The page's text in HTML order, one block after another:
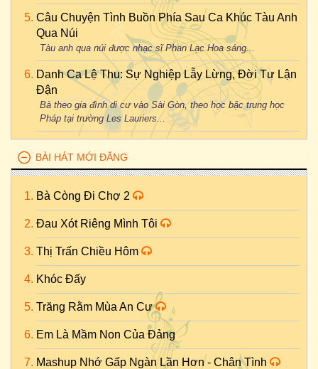
Câu Chuyện Tình Buồn Phía Sau Ca Khúc Tàu Anh
Qua Núi
Tàu anh qua núi được nhạc sĩ Phan Lạc Hoa sáng...
Danh Ca Lệ Thu: Sự Nghiệp Lẫy Lừng, Đời Tư Lận
Đận
Bà theo gia đình di cư vào Sài Gòn, theo học bậc trung học
Pháp tại trường Les Lauriers...
BÀI HÁT MỚI ĐĂNG
Bà Còng Đi Chợ 2
Đau Xót Riêng Mình Tôi
Thị Trấn Chiều Hôm
Khóc Đấy
Trăng Rằm Mùa An Cư
Em Là Mầm Non Của Đảng
Mashup Nhớ Gấp Ngàn Lần Hơn - Chân Tình